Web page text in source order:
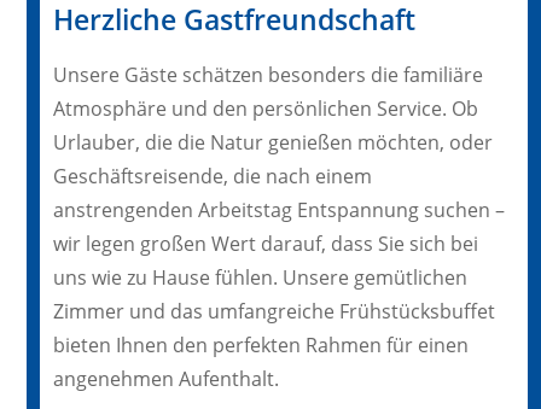
Herzliche Gastfreundschaft
Unsere Gäste schätzen besonders die familiäre
Atmosphäre und den persönlichen Service. Ob
Urlauber, die die Natur genießen möchten, oder
Geschäftsreisende, die nach einem
anstrengenden Arbeitstag Entspannung suchen –
wir legen großen Wert darauf, dass Sie sich bei
uns wie zu Hause fühlen. Unsere gemütlichen
Zimmer und das umfangreiche Frühstücksbuffet
bieten Ihnen den perfekten Rahmen für einen
angenehmen Aufenthalt.